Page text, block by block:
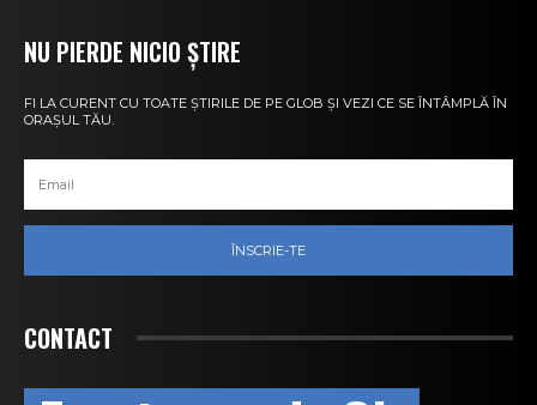
NU PIERDE NICIO ȘTIRE
FI LA CURENT CU TOATE ȘTIRILE DE PE GLOB ȘI VEZI CE SE ÎNTÂMPLĂ ÎN
ORAȘUL TĂU.
ÎNSCRIE-TE
CONTACT